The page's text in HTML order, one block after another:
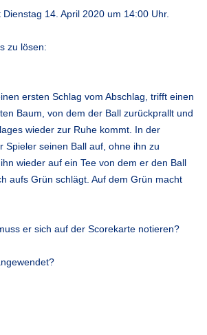
14. April 2020 um 14:00 Uhr.
zu lösen:
ersten Schlag vom Abschlag, trifft einen
Baum, von dem der Ball zurückprallt und
wieder zur Ruhe kommt. In der
Spieler seinen Ball auf, ohne ihn zu
wieder auf ein Tee von dem er den Ball
aufs Grün schlägt. Auf dem Grün macht
er sich auf der Scorekarte notieren?